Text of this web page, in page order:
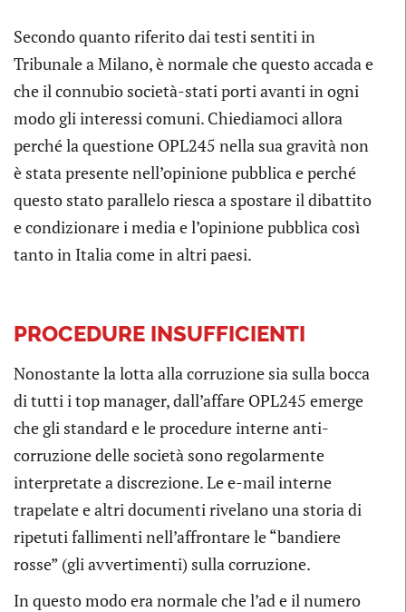
Secondo quanto riferito dai testi sentiti in
Tribunale a Milano, è normale che questo accada e
che il connubio società-stati porti avanti in ogni
modo gli interessi comuni. Chiediamoci allora
perché la questione OPL245 nella sua gravità non
è stata presente nell’opinione pubblica e perché
questo stato parallelo riesca a spostare il dibattito
e condizionare i media e l’opinione pubblica così
tanto in Italia come in altri paesi.
PROCEDURE INSUFFICIENTI
Nonostante la lotta alla corruzione sia sulla bocca
di tutti i top manager, dall’affare OPL245 emerge
che gli standard e le procedure interne anti-
corruzione delle società sono regolarmente
interpretate a discrezione. Le e-mail interne
trapelate e altri documenti rivelano una storia di
ripetuti fallimenti nell’affrontare le “bandiere
rosse” (gli avvertimenti) sulla corruzione.
In questo modo era normale che l’ad e il numero